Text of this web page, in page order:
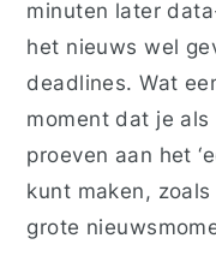
minuten later
het nieuws wel
deadlines. Wat
moment dat je
proeven aan het
kunt maken,
grote